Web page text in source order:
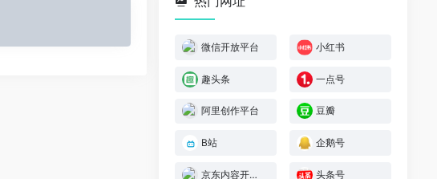
微信开放平台 小红书
趣头条 一点号
阿里创作平台 豆瓣
B站 企鹅号
京东内容开放平台 头条号